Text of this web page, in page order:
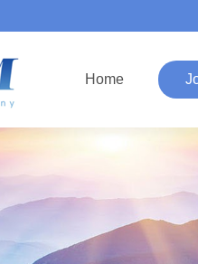
Home